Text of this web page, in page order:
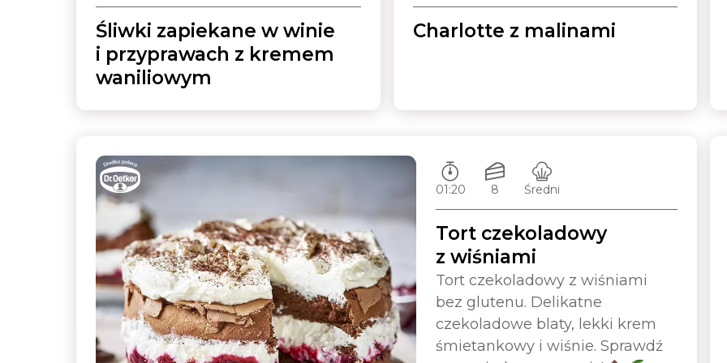
Śliwki zapiekane w winie
i przyprawach z kremem
waniliowym
Charlotte z malinami
Czas przygotowywania:
01:20
Ilość porcji:
8
Poziom trudności:
Średni
Tort czekoladowy
z wiśniami
Tort czekoladowy z wiśniami
bez glutenu. Delikatne
czekoladowe blaty, lekki krem
śmietankowy i wiśnie. Sprawdź